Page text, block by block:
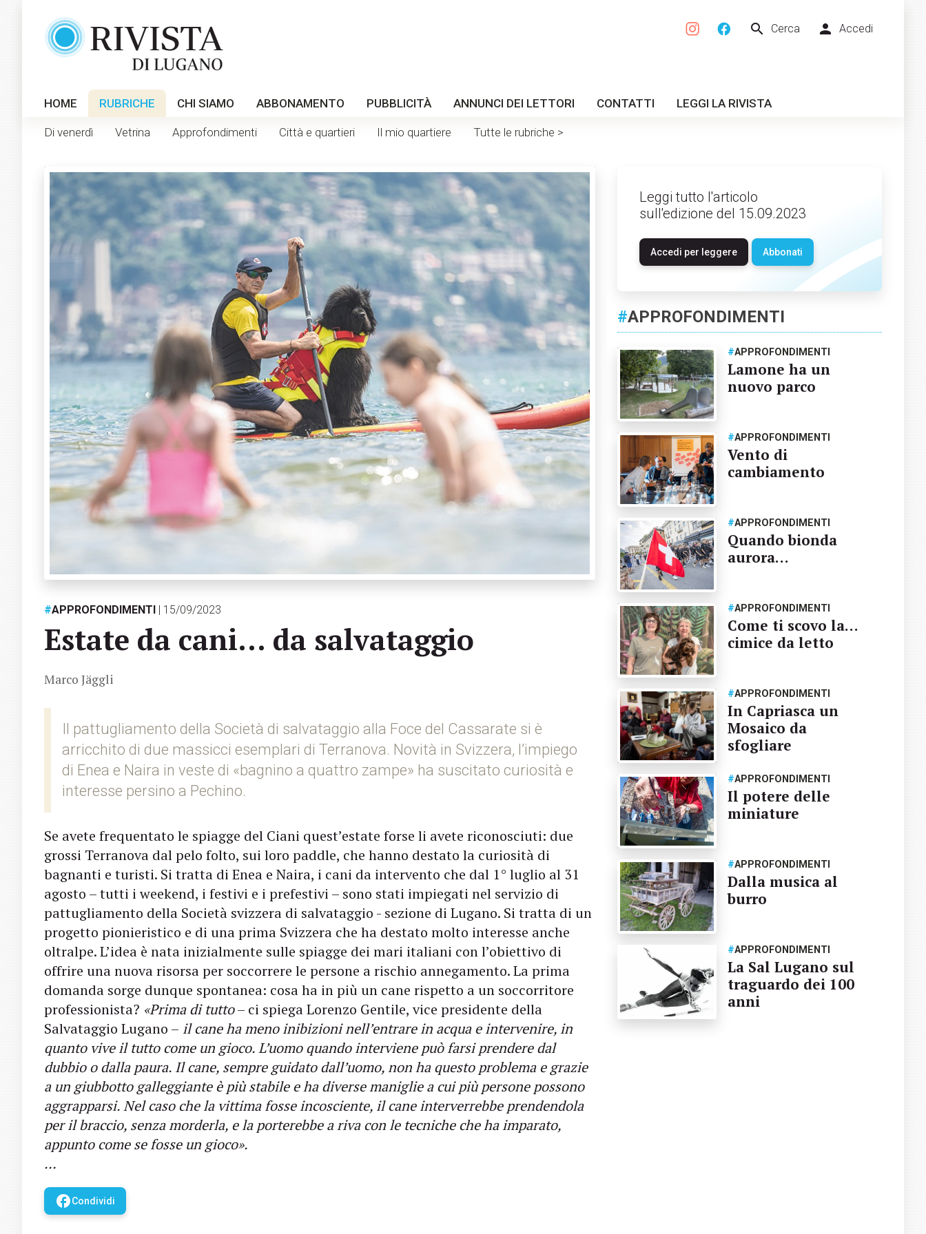
search Cerca person Accedi
HOME RUBRICHE CHI SIAMO ABBONAMENTO PUBBLICITÀ ANNUNCI DEI LETTORI CONTATTI LEGGI LA RIVISTA
Di venerdì Vetrina Approfondimenti Città e quartieri Il mio quartiere Tutte le rubriche >
#APPROFONDIMENTI | 15/09/2023
Estate da cani… da salvataggio
Marco Jäggli
Il pattugliamento della Società di salvataggio alla Foce del Cassarate si è
arricchito di due massicci esemplari di Terranova. Novità in Svizzera, l’impiego
di Enea e Naira in veste di «bagnino a quattro zampe» ha suscitato curiosità e
interesse persino a Pechino.
Se avete frequentato le spiagge del Ciani quest’estate forse li avete riconosciuti: due
grossi Terranova dal pelo folto, sui loro paddle, che hanno destato la curiosità di
bagnanti e turisti. Si tratta di Enea e Naira, i cani da intervento che dal 1° luglio al 31
agosto – tutti i weekend, i festivi e i prefestivi – sono stati impiegati nel servizio di
pattugliamento della Società svizzera di salvataggio - sezione di Lugano. Si tratta di un
progetto pionieristico e di una prima Svizzera che ha destato molto interesse anche
oltralpe. L’idea è nata inizialmente sulle spiagge dei mari italiani con l’obiettivo di
offrire una nuova risorsa per soccorrere le persone a rischio annegamento. La prima
domanda sorge dunque spontanea: cosa ha in più un cane rispetto a un soccorritore
professionista? «Prima di tutto– ci spiega Lorenzo Gentile, vice presidente della
Salvataggio Lugano – il cane ha meno inibizioni nell’entrare in acqua e intervenire, in
quanto vive il tutto come un gioco. L’uomo quando interviene può farsi prendere dal
dubbio o dalla paura. Il cane, sempre guidato dall’uomo, non ha questo problema e grazie
a un giubbotto galleggiante è più stabile e ha diverse maniglie a cui più persone possono
aggrapparsi. Nel caso che la vittima fosse incosciente, il cane interverrebbe prendendola
per il braccio, senza morderla, e la porterebbe a riva con le tecniche che ha imparato,
appunto come se fosse un gioco».
…
facebookCondividi
Leggi tutto l'articolo
sull'edizione del 15.09.2023
Accedi per leggere Abbonati
#APPROFONDIMENTI
#APPROFONDIMENTI
Lamone ha un
nuovo parco
#APPROFONDIMENTI
Vento di
cambiamento
#APPROFONDIMENTI
Quando bionda
aurora…
#APPROFONDIMENTI
Come ti scovo la…
cimice da letto
#APPROFONDIMENTI
In Capriasca un
Mosaico da
sfogliare
#APPROFONDIMENTI
Il potere delle
miniature
#APPROFONDIMENTI
Dalla musica al
burro
#APPROFONDIMENTI
La Sal Lugano sul
traguardo dei 100
anni